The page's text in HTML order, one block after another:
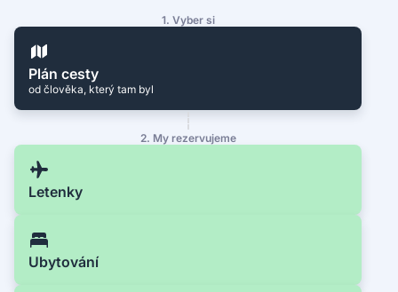
1. Vyber si
Plán cesty
od člověka, který tam byl
2. My rezervujeme
Letenky
Ubytování